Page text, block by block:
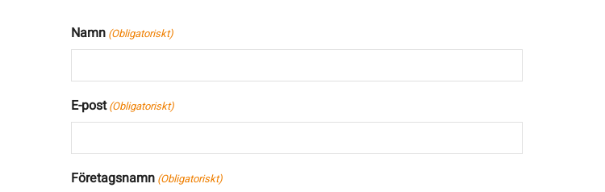
Namn (Obligatoriskt)
E-post (Obligatoriskt)
Företagsnamn (Obligatoriskt)